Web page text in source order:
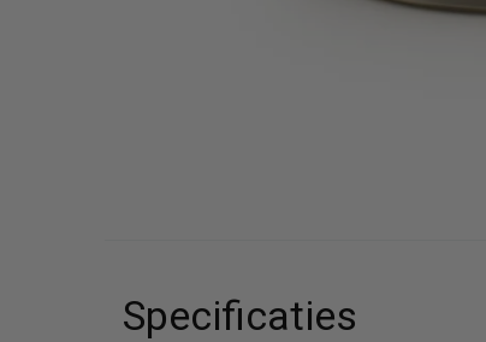
Specificaties